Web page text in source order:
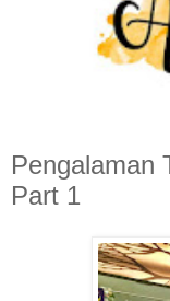
Pengalaman
Part 1